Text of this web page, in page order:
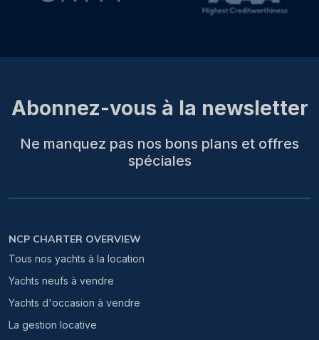
Abonnez-vous à la newsletter
Ne manquez pas nos bons plans et offres
spéciales
NCP CHARTER OVERVIEW
Tous nos yachts à la location
Yachts neufs à vendre
Yachts d'occasion à vendre
La gestion locative